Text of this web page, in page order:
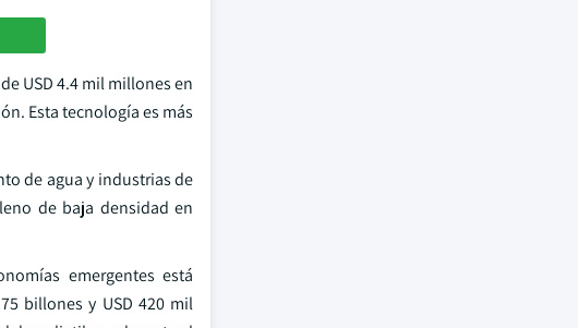
USD 4.4 mil millones en
Esta tecnología es más
de agua y industrias de
de baja densidad en
emergentes está
billones y USD 420 mil